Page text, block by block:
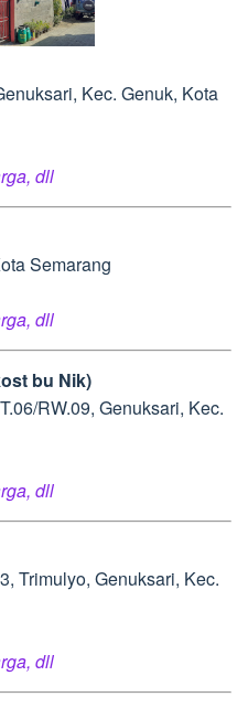
Kec. Genuk, Kota
dll
Semarang
dll
bu Nik)
RW.09, Genuksari, Kec.
dll
Trimulyo, Genuksari, Kec.
dll